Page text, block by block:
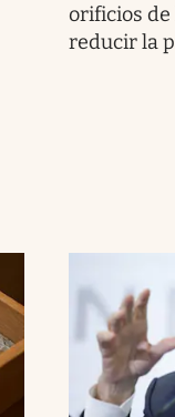
orificios
reducir la